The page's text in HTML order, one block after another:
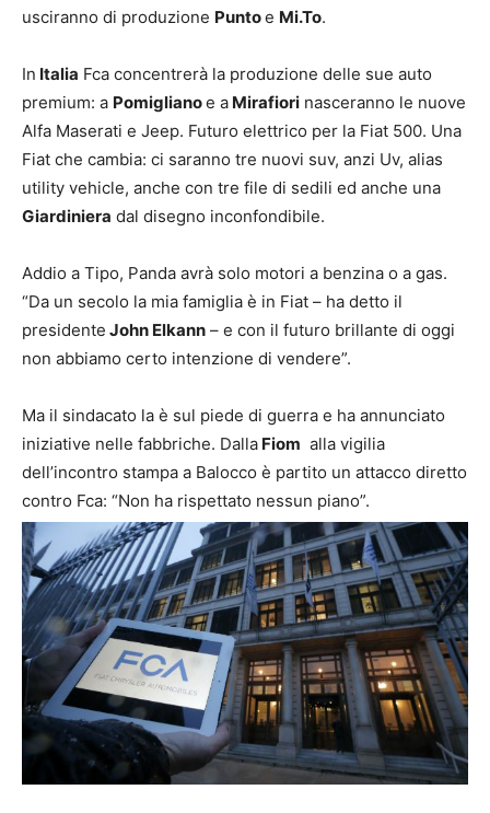
usciranno di produzione Puntoe Mi.To.
In Italia Fca concentrerà la produzione delle sue auto
premium: a Pomiglianoe a Mirafiori nasceranno le nuove
Alfa Maserati e Jeep. Futuro elettrico per la Fiat 500. Una
Fiat che cambia: ci saranno tre nuovi suv, anzi Uv, alias
utility vehicle, anche con tre file di sedili ed anche una
Giardiniera dal disegno inconfondibile.
Addio a Tipo, Panda avrà solo motori a benzina o a gas.
“Da un secolo la mia famiglia è in Fiat – ha detto il
presidente John Elkann – e con il futuro brillante di oggi
non abbiamo certo intenzione di vendere”.
Ma il sindacato la è sul piede di guerra e ha annunciato
iniziative nelle fabbriche. Dalla Fiom alla vigilia
dell’incontro stampa a Balocco è partito un attacco diretto
contro Fca: “Non ha rispettato nessun piano”.